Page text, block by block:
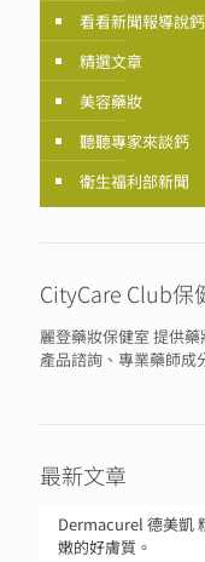
看看新聞報導說鈣
精選文章
美容藥妝
聽聽專家來談鈣
衛生福利部新聞
CityCare Club保
麗登藥妝保健室 提供
產品諮詢、專業藥師成
最新文章
Dermacurel 德美凱
嫩的好膚質。